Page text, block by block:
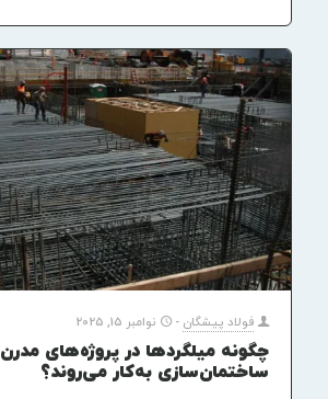
فولاد پیشگان - نوامبر 15, 2025
چگونه میلگردها در پروژه‌های مدرن
ساختمان‌سازی به‌کار می‌روند؟